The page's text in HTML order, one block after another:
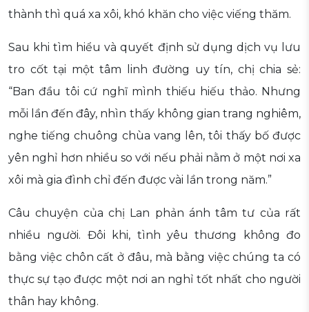
thành thì quá xa xôi, khó khăn cho việc viếng thăm.
Sau khi tìm hiểu và quyết định sử dụng dịch vụ lưu
tro cốt tại một tâm linh đường uy tín, chị chia sẻ:
“Ban đầu tôi cứ nghĩ mình thiếu hiếu thảo. Nhưng
mỗi lần đến đây, nhìn thấy không gian trang nghiêm,
nghe tiếng chuông chùa vang lên, tôi thấy bố được
yên nghỉ hơn nhiều so với nếu phải nằm ở một nơi xa
xôi mà gia đình chỉ đến được vài lần trong năm.”
Câu chuyện của chị Lan phản ánh tâm tư của rất
nhiều người. Đôi khi, tình yêu thương không đo
bằng việc chôn cất ở đâu, mà bằng việc chúng ta có
thực sự tạo được một nơi an nghỉ tốt nhất cho người
thân hay không.